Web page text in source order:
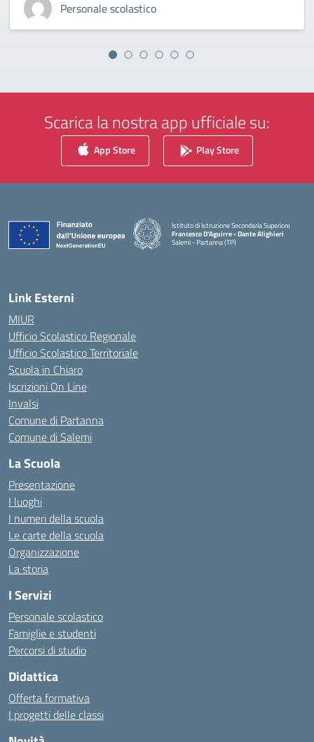
Personale scolastico
Scarica la nostra app ufficiale su:
App Store Play Store
Istituto di Istruzione Secondaria Superiore
Francesco D'Aguirre - Dante Alighieri
Salemi - Partanna (TP)
Link Esterni
MIUR
Ufficio Scolastico Regionale
Ufficio Scolastico Territoriale
Scuola in Chiaro
Iscrizioni On Line
Invalsi
Comune di Partanna
Comune di Salemi
La Scuola
Presentazione
I luoghi
I numeri della scuola
Le carte della scuola
Organizzazione
La storia
I Servizi
Personale scolastico
Famiglie e studenti
Percorsi di studio
Didattica
Offerta formativa
I progetti delle classi